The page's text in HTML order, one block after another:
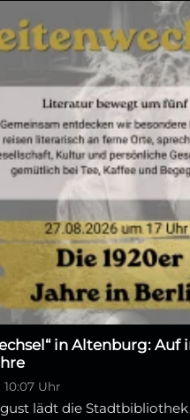
in Altenburg: Auf
10:07 Uhr
lädt die